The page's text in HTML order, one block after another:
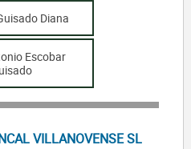
Diana
Escobar
VILLANOVENSE SL